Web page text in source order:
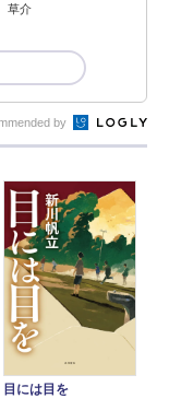
草介
by
目には目を